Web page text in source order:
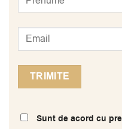
Sunt de acord cu